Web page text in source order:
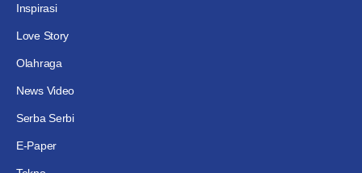
Inspirasi
Love Story
Olahraga
News Video
Serba Serbi
E-Paper